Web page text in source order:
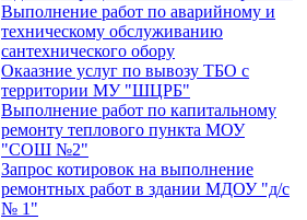
Выполнение работ по аварийному и
техническому обслуживанию
сантехнического обору
Окаазние услуг по вывозу ТБО с
территории МУ "ШЦРБ"
Выполнение работ по капитальному
ремонту теплового пункта МОУ
"СОШ №2"
Запрос котировок на выполнение
ремонтных работ в здании МДОУ "д/с
№ 1"